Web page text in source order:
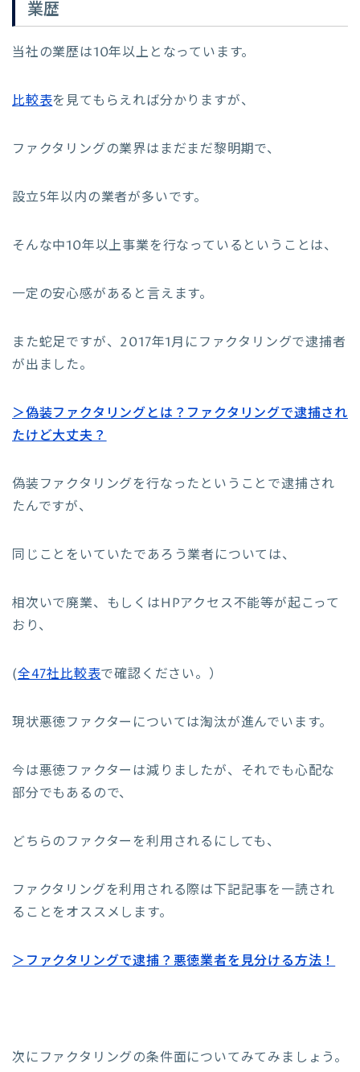
業歴
当社の業歴は10年以上となっています。
比較表を見てもらえれば分かりますが、
ファクタリングの業界はまだまだ黎明期で、
設立5年以内の業者が多いです。
そんな中10年以上事業を行なっているということは、
一定の安心感があると言えます。
また蛇足ですが、2017年1月にファクタリングで逮捕者
が出ました。
＞偽装ファクタリングとは？ファクタリングで逮捕され
たけど大丈夫？
偽装ファクタリングを行なったということで逮捕され
たんですが、
同じことをいていたであろう業者については、
相次いで廃業、もしくはHPアクセス不能等が起こって
おり、
(全47社比較表で確認ください。）
現状悪徳ファクターについては淘汰が進んでいます。
今は悪徳ファクターは減りましたが、それでも心配な
部分でもあるので、
どちらのファクターを利用されるにしても、
ファクタリングを利用される際は下記記事を一読され
ることをオススメします。
＞ファクタリングで逮捕？悪徳業者を見分ける方法！
次にファクタリングの条件面についてみてみましょう。